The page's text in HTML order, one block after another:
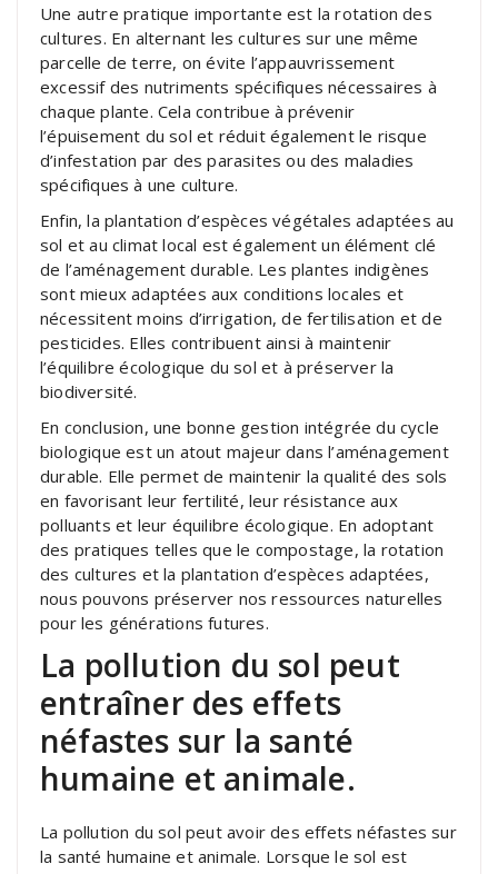
Une autre pratique importante est la rotation des
cultures. En alternant les cultures sur une même
parcelle de terre, on évite l’appauvrissement
excessif des nutriments spécifiques nécessaires à
chaque plante. Cela contribue à prévenir
l’épuisement du sol et réduit également le risque
d’infestation par des parasites ou des maladies
spécifiques à une culture.
Enfin, la plantation d’espèces végétales adaptées au
sol et au climat local est également un élément clé
de l’aménagement durable. Les plantes indigènes
sont mieux adaptées aux conditions locales et
nécessitent moins d’irrigation, de fertilisation et de
pesticides. Elles contribuent ainsi à maintenir
l’équilibre écologique du sol et à préserver la
biodiversité.
En conclusion, une bonne gestion intégrée du cycle
biologique est un atout majeur dans l’aménagement
durable. Elle permet de maintenir la qualité des sols
en favorisant leur fertilité, leur résistance aux
polluants et leur équilibre écologique. En adoptant
des pratiques telles que le compostage, la rotation
des cultures et la plantation d’espèces adaptées,
nous pouvons préserver nos ressources naturelles
pour les générations futures.
La pollution du sol peut
entraîner des effets
néfastes sur la santé
humaine et animale.
La pollution du sol peut avoir des effets néfastes sur
la santé humaine et animale. Lorsque le sol est